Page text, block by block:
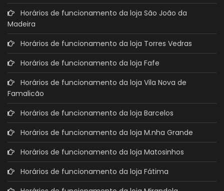
Horários de funcionamento da loja São João da
Madeira
Horários de funcionamento da loja Torres Vedras
Horários de funcionamento da loja Fafe
Horários de funcionamento da loja Vila Nova de
Famalicão
Horários de funcionamento da loja Barcelos
Horários de funcionamento da loja M.nha Grande
Horários de funcionamento da loja Matosinhos
Horários de funcionamento da loja Fátima